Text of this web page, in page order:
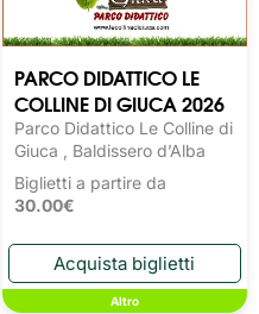
PARCO DIDATTICO LE
COLLINE DI GIUCA 2026
Parco Didattico Le Colline di
Giuca , Baldissero d’Alba
Biglietti a partire da
30.00€
Altro